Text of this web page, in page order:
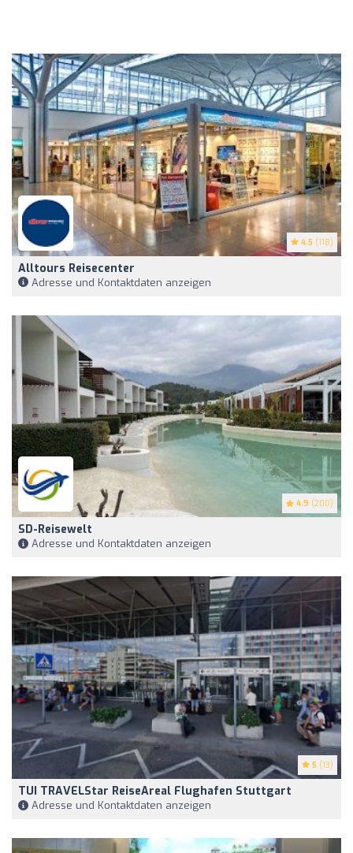
4.5 (118)
Alltours Reisecenter
Adresse und Kontaktdaten anzeigen
4.9 (200)
SD-Reisewelt
Adresse und Kontaktdaten anzeigen
5 (13)
TUI TRAVELStar ReiseAreal Flughafen Stuttgart
Adresse und Kontaktdaten anzeigen